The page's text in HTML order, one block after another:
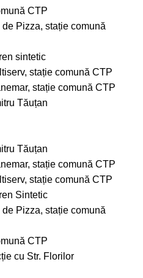
CTP
Pizza, stație comună
sintetic
stație comună CTP
stație comună CTP
Tăuțan
Tăuțan
stație comună CTP
stație comună CTP
Sintetic
Pizza, stație comună
CTP
cu Str. Florilor